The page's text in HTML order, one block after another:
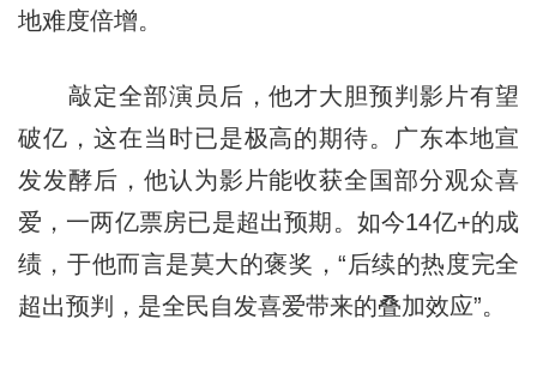
地难度倍增。
敲定全部演员后，他才大胆预判影片有望
破亿，这在当时已是极高的期待。广东本地宣
发发酵后，他认为影片能收获全国部分观众喜
爱，一两亿票房已是超出预期。如今14亿+的成
绩，于他而言是莫大的褒奖，“后续的热度完全
超出预判，是全民自发喜爱带来的叠加效应”。